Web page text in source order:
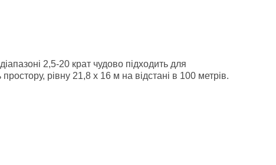
2,5-20 крат чудово підходить для
рівну 21,8 х 16 м на відстані в 100 метрів.